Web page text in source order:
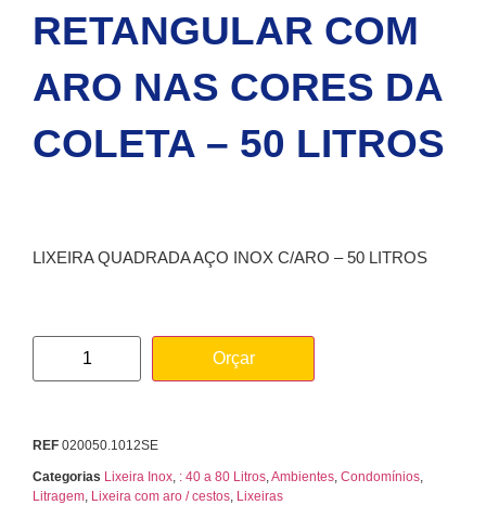
RETANGULAR COM
ARO NAS CORES DA
COLETA – 50 LITROS
LIXEIRA QUADRADA AÇO INOX C/ARO – 50 LITROS
Orçar
REF 020050.1012SE
Categorias Lixeira Inox, : 40 a 80 Litros,Ambientes, Condomínios,
Litragem, Lixeira com aro / cestos, Lixeiras